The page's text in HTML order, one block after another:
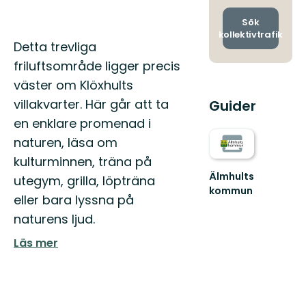
Beskrivning
Detta trevliga
friluftsområde ligger precis
väster om Klöxhults
villakvarter. Här går att ta
en enklare promenad i
naturen, läsa om
kulturminnen, träna på
utegym, grilla, löpträna
eller bara lyssna på
naturens ljud.
Läs mer
och
Sök
kollektivtrafik
Guider
Älmhults
kommun